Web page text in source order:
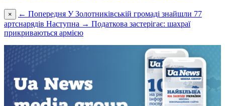
× ← Попередня У Золотниківській громаді знайшли 77
артснарядів Наступна → Податкова застерігає: шахраї
прикриваються армією